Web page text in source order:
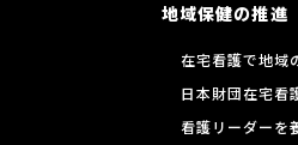
地域保健の推進
在宅看護で地域
日本財団在宅看
看護リーダーを